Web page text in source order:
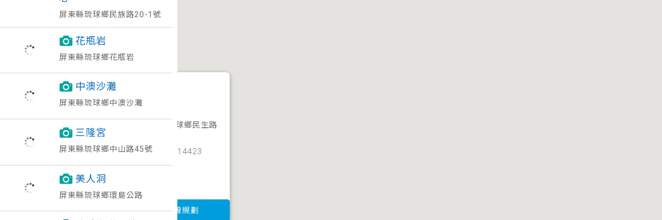
蜜仔琉部
屏東縣琉球鄉民生路
886-8-8614423
街景 路線規劃
屏東縣琉球鄉民族路20-1號
花瓶岩
屏東縣琉球鄉花瓶岩
中澳沙灘
屏東縣琉球鄉中澳沙灘
三隆宮
屏東縣琉球鄉中山路45號
美人洞
屏東縣琉球鄉環島公路